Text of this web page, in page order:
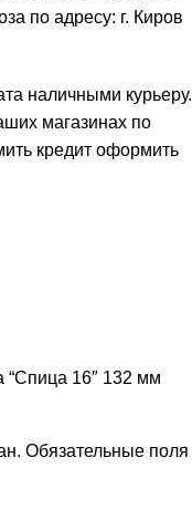
по адресу: г. Киров
наличными курьеру.
магазинах по
кредит оформить
“Спица 16″ 132 мм
Обязательные поля